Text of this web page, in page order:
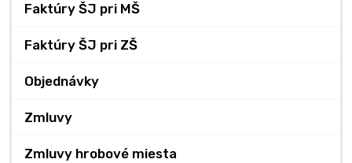
Faktúry ŠJ pri MŠ
Faktúry ŠJ pri ZŠ
Objednávky
Zmluvy
Zmluvy hrobové miesta